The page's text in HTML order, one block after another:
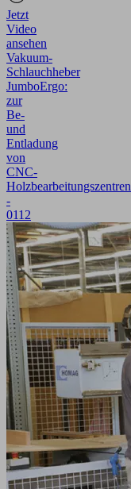
Jetzt
Video
ansehen
Vakuum-
Schlauchheber
JumboErgo:
zur
Be-
und
Entladung
von
CNC-
Holzbearbeitungszentren
-
0112